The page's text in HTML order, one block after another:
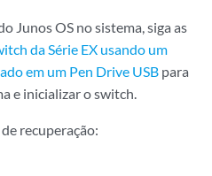
Junos OS no sistema, siga as
da Série EX usando um
em um Pen Drive USB para
e inicializar o switch.
recuperação: